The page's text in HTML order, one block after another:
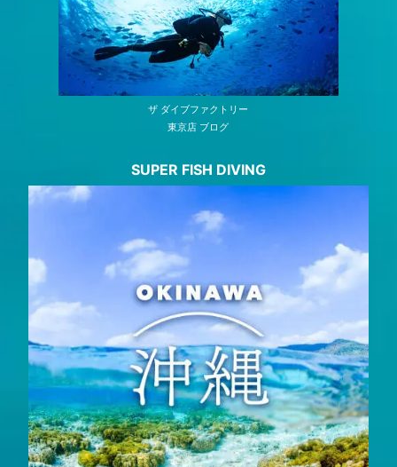
ザ ダイブファクトリー
東京店 ブログ
SUPER FISH DIVING